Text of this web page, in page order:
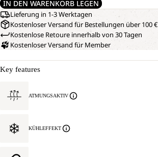
IN DEN WARENKORB LEGEN
Lieferung in 1-3 Werktagen
Kostenloser Versand für Bestellungen über 100 €
Kostenlose Retoure innerhalb von 30 Tagen
Kostenloser Versand für Member
Key features
ATMUNGSAKTIV
KÜHLEFFEKT